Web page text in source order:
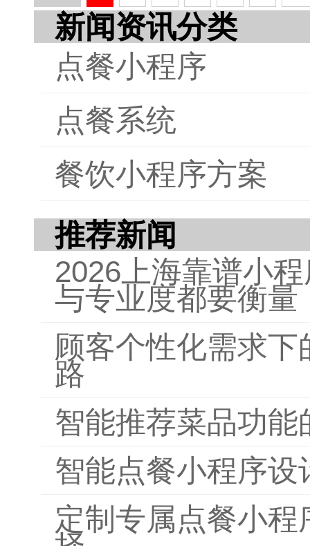
结
供
新闻资讯分类
点餐小程序
点餐系统
餐饮小程序方案
推荐新闻
2026上海靠谱小
与专业度都要衡量
顾客个性化需求
路
智能推荐菜品功
智能点餐小程序设
定制专属点餐小